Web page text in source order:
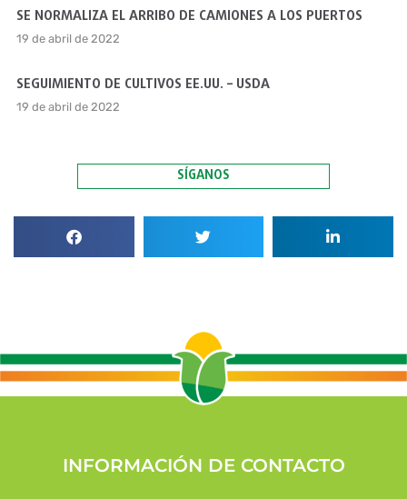
SE NORMALIZA EL ARRIBO DE CAMIONES A LOS PUERTOS
19 de abril de 2022
SEGUIMIENTO DE CULTIVOS EE.UU. – USDA
19 de abril de 2022
SÍGANOS
INFORMACIÓN DE CONTACTO